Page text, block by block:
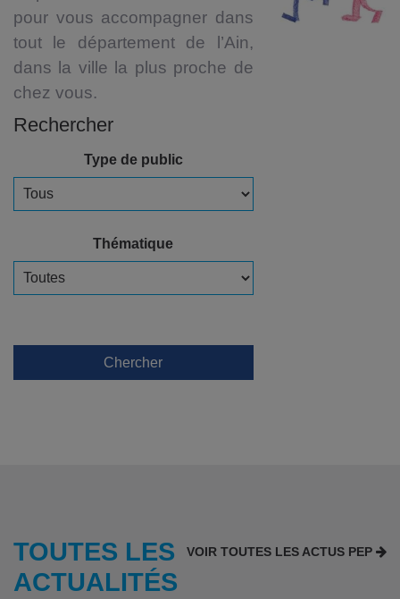
pour vous accompagner dans
tout le département de l’Ain,
dans la ville la plus proche de
chez vous.
Rechercher
Type de public
Thématique
Chercher
VOIR TOUTES LES ACTUS PEP
TOUTES LES
ACTUALITÉS